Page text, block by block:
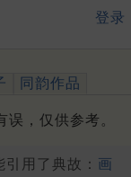
登录
同韵作品
，仅供参考。
用了典故： 画